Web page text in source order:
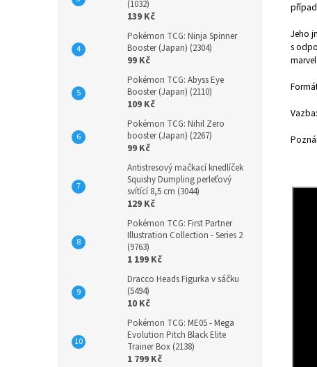
(1032)
139 Kč
Pokémon TCG: Ninja Spinner
Booster (Japan) (2304)
99 Kč
Pokémon TCG: Abyss Eye
Booster (Japan) (2110)
109 Kč
Pokémon TCG: Nihil Zero
booster (Japan) (2267)
99 Kč
Antistresový mačkací knedlíček
Squishy Dumpling perleťový
svítící 8,5 cm (3044)
129 Kč
Pokémon TCG: First Partner
Illustration Collection - Series 2
(9763)
1 199 Kč
Dracco Heads Figurka v sáčku
(5494)
10 Kč
Pokémon TCG: ME05 - Mega
Evolution Pitch Black Elite
Trainer Box (2138)
1 799 Kč
Jeho
s